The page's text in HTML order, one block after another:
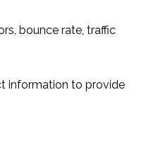
bounce rate, traffic
information to provide